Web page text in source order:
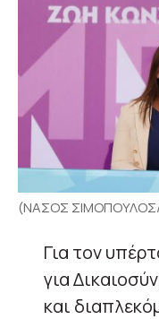
(ΝΑΣΟΣ ΣΙΜΟΠΟΥΛΟΣ/
Για τον
για
και